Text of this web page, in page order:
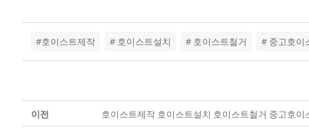
#호이스트제작 # 호이스트설치 # 호이스트철거 # 중고호이
이전 호이스트제작 호이스트설치 호이스트철거 중고호이